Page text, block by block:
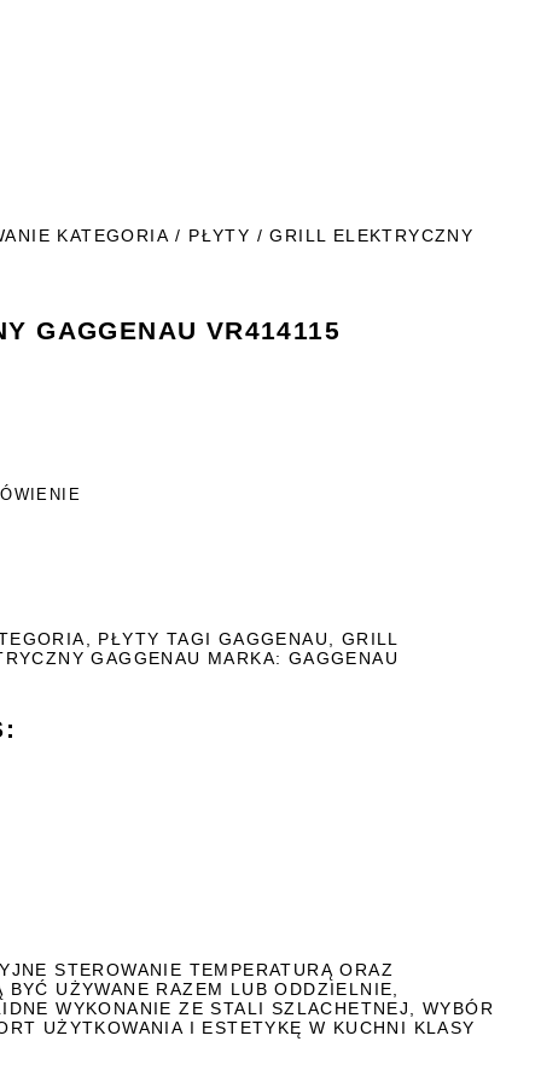
KATEGORIA / PŁYTY / GRILL ELEKTRYCZNY
GAGGENAU VR414115
PŁYTY TAGI GAGGENAU
GRILL
GAGGENAU MARKA: GAGGENAU
STEROWANIE TEMPERATURĄ ORAZ
BYĆ UŻYWANE RAZEM LUB ODDZIELNIE,
WYKONANIE ZE STALI SZLACHETNEJ, WYBÓR
UŻYTKOWANIA I ESTETYKĘ W KUCHNI KLASY